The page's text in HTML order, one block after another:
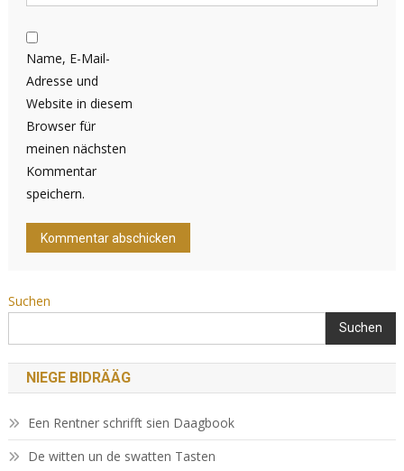
Name, E-Mail-
Adresse und
Website in diesem
Browser für
meinen nächsten
Kommentar
speichern.
Suchen
Suchen
NIEGE BIDRÄÄG
Een Rentner schrifft sien Daagbook
De witten un de swatten Tasten